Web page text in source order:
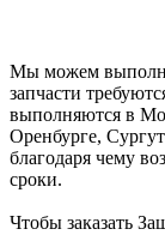
Мы можем
запчасти
выполняются в
Оренбурге,
благодаря чему
сроки.
Чтобы заказать